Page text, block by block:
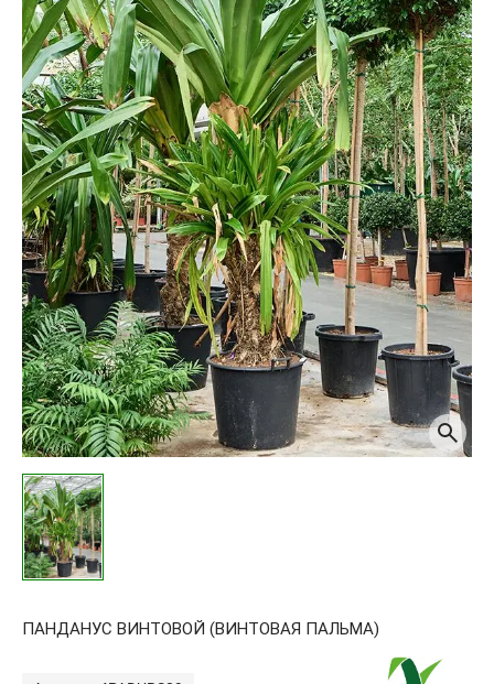
ПАНДАНУС ВИНТОВОЙ (ВИНТОВАЯ ПАЛЬМА)